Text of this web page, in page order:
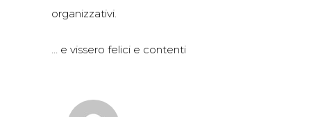
organizzativi.
… e vissero felici e contenti